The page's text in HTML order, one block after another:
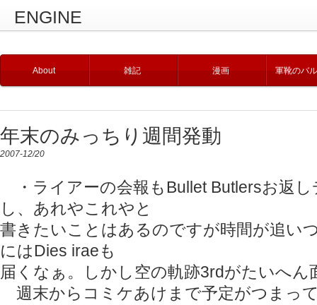
ENGINE
About 雑記 漫画 軍靴のバ
年末のみっちり週間発動
2007-12/20
・ライアーの会報もBullet Butlersお返
し、あれやこれやと
書きたいことはあるのですが時間が追い
にはDies iraeも
届くなぁ。しかし空の軌跡3rdがたいへん
週末からコミケあけまで予定がつまっ